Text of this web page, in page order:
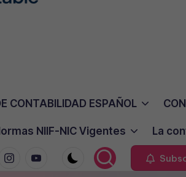
CONTABILIDAD ESPAÑOL
NIIF-NIC Vigentes La
instagram.com
youtube.com